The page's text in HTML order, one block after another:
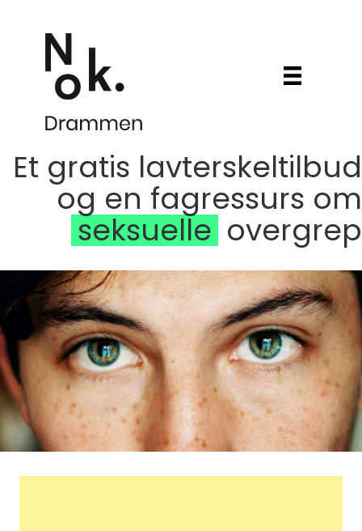
Et gratis lavterskeltilbud
og en fagressurs om
seksuelle overgrep